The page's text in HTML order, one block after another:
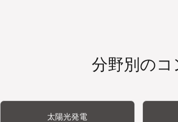
分野別の
太陽光発電